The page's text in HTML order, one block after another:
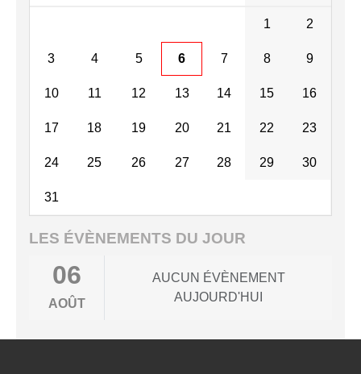
1 2
3 4 5 6 7 8 9
10 11 12 13 14 15 16
17 18 19 20 21 22 23
24 25 26 27 28 29 30
31
LES ÉVÈNEMENTS DU JOUR
06
AOÛT
AUCUN ÉVÈNEMENT
AUJOURD'HUI